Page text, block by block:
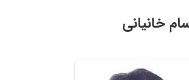
خانیانی